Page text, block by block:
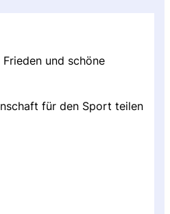
und schöne
für den Sport teilen